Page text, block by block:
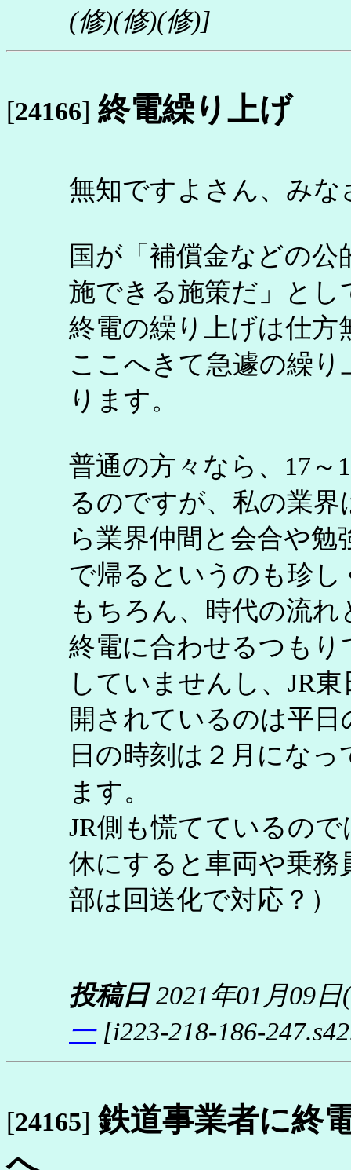
(修)(修)(修)]
[24166] 終電繰り上げ
無知ですよさん、み
国が「補償金などの
施できる施策だ」と
終電の繰り上げは仕
ここへきて急遽の繰
ります。
普通の方々なら、17～
るのですが、私の業
ら業界仲間と会合や
で帰るというのも珍
もちろん、時代の流
終電に合わせるつも
していませんし、JR
開されているのは平
日の時刻は２月にな
ます。
JR側も慌てているの
休にすると車両や乗務
部は回送化で対応？）
投稿日2021年01月09
一[i223-218-186-
[24165] 鉄道事業者に終